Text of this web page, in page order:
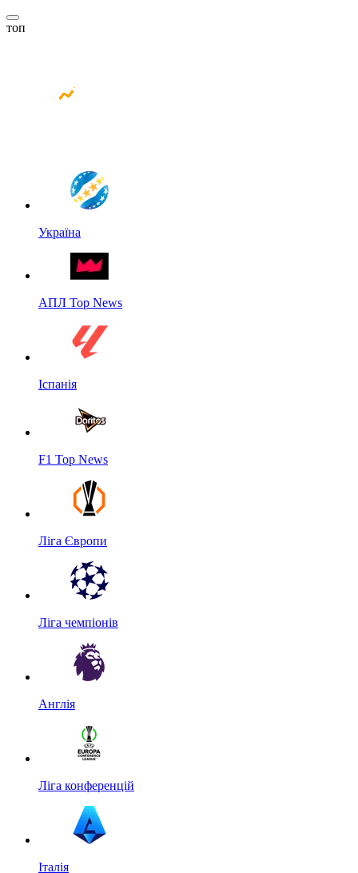
топ
Україна
АПЛ Top News
Іспанія
F1 Top News
Ліга Європи
Ліга чемпіонів
Англія
Ліга конференцій
Італія